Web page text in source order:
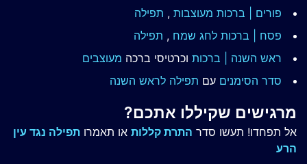
פורים | ברכות מעוצבות , תפילה
פסח | ברכות לחג שמח , תפילה
ראש השנה | ברכות וכרטיסי ברכה מעוצבים
סדר הסימנים עם תפילה לראש השנה
מרגישים שקיללו אתכם?
אל תפחדו! תעשו סדר התרת קללות או תאמרו תפילה נגד עין
הרע